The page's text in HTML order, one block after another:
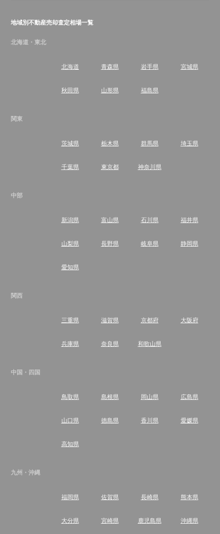
地域別不動産売却査定相場一覧
北海道・東北
北海道 青森県 岩手県 宮城県
秋田県 山形県 福島県
関東
茨城県 栃木県 群馬県 埼玉県
千葉県 東京都 神奈川県
中部
新潟県 富山県 石川県 福井県
山梨県 長野県 岐阜県 静岡県
愛知県
関西
三重県 滋賀県 京都府 大阪府
兵庫県 奈良県 和歌山県
中国・四国
鳥取県 島根県 岡山県 広島県
山口県 徳島県 香川県 愛媛県
高知県
九州・沖縄
福岡県 佐賀県 長崎県 熊本県
大分県 宮崎県 鹿児島県 沖縄県